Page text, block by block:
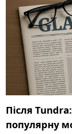
Після
популярну